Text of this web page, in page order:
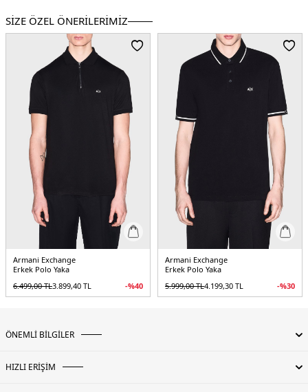
Üretim Yeri :Çin
5DY13RZFHEZJZEZ1200.07
SİZE ÖZEL ÖNERİLERİMİZ
Armani Exchange
Erkek Polo Yaka
6.499,00TL3.899,40 TL -%40
Armani Exchange
Erkek Polo Yaka
5.999,00TL4.199,30 TL -%30
ÖNEMLİ BİLGİLER
HIZLI ERİŞİM